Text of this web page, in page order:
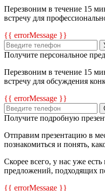
Перезвоним в течение 15
встречу для
{{ errorMessage }}
Получите персональное
Перезвоним в течение 15
встречу для обсуждения
{{ errorMessage }}
Получите подробную
Отправим презентацию в
познакомиться и понять,
Скорее всего, у нас уже
предложений, подходящих
{{ errorMessage }}